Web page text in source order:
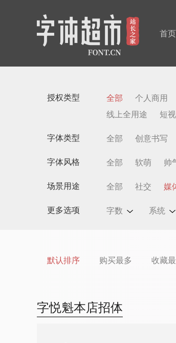
首页
授权类型 全部 个人商用
线上全用途
短
字体类型 全部 创意书写
字体风格 全部 软萌 帅
场景用途 全部 社交 媒
更多选项 字数 系统
默认排序 购买最多 收藏
字悦魁本店招体